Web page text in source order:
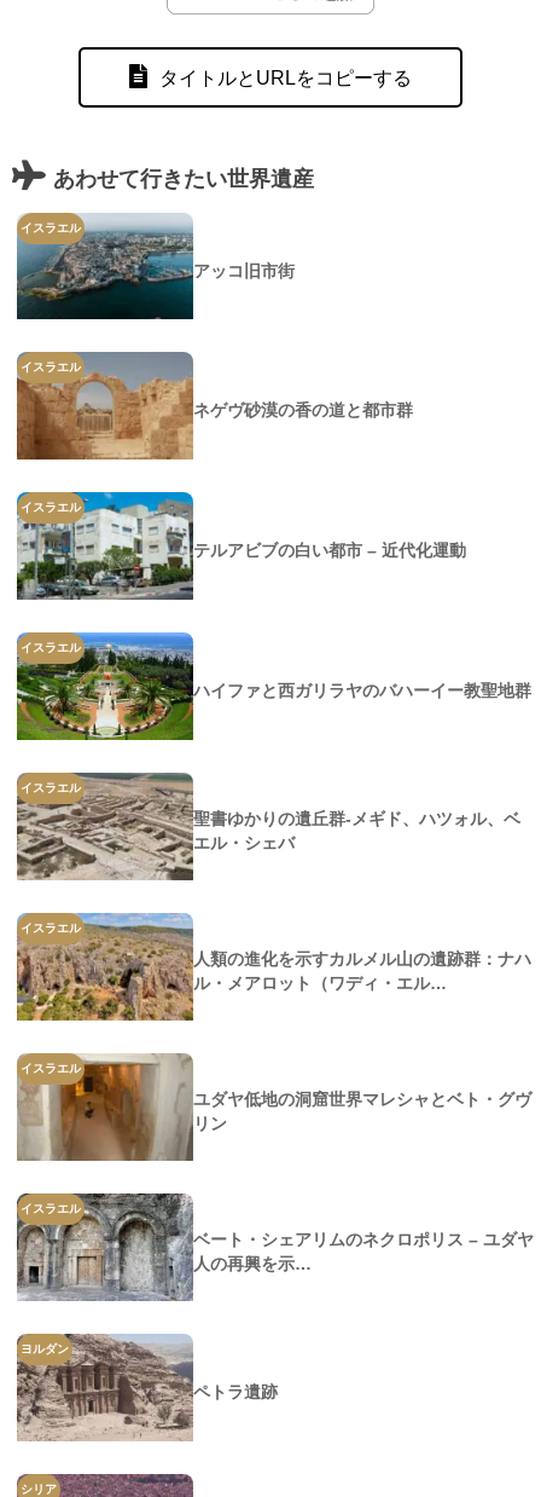
タイトルとURLをコピーする
あわせて行きたい世界遺産
イスラエル
アッコ旧市街
イスラエル
ネゲヴ砂漠の香の道と都市群
イスラエル
テルアビブの白い都市 – 近代化運動
イスラエル
ハイファと西ガリラヤのバハーイー教聖地群
イスラエル
聖書ゆかりの遺丘群-メギド、ハツォル、ベ
エル・シェバ
イスラエル
人類の進化を示すカルメル山の遺跡群：ナハ
ル・メアロット（ワディ・エル…
イスラエル
ユダヤ低地の洞窟世界マレシャとベト・グヴ
リン
イスラエル
ベート・シェアリムのネクロポリス – ユダヤ
人の再興を示…
ヨルダン
ペトラ遺跡
シリア